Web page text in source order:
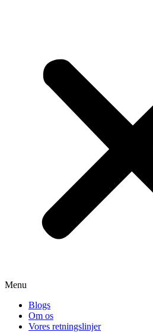
Menu
Blogs
Om os
Vores retningslinjer